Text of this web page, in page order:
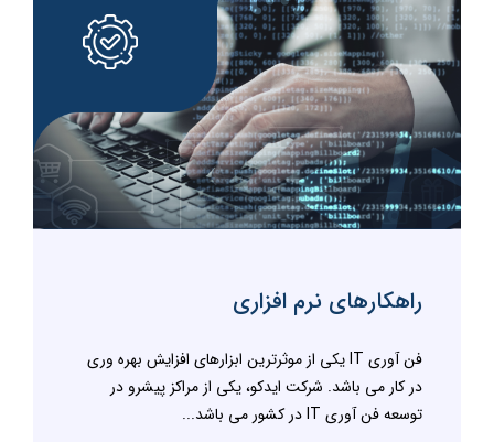
راهکارهای نرم افزاری
فن آوری IT یکی از موثرترین ابزارهای افزایش بهره وری
در کار می باشد. شرکت ایدکو، یکی از مراکز پیشرو در
توسعه فن آوری IT در کشور می باشد...